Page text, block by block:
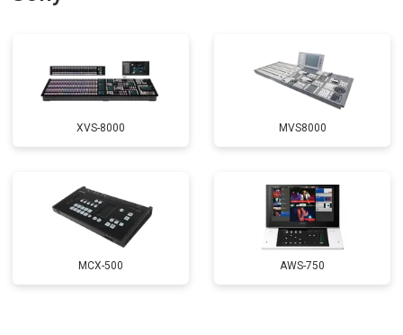
XVS-8000 MVS8000
MCX-500 AWS-750